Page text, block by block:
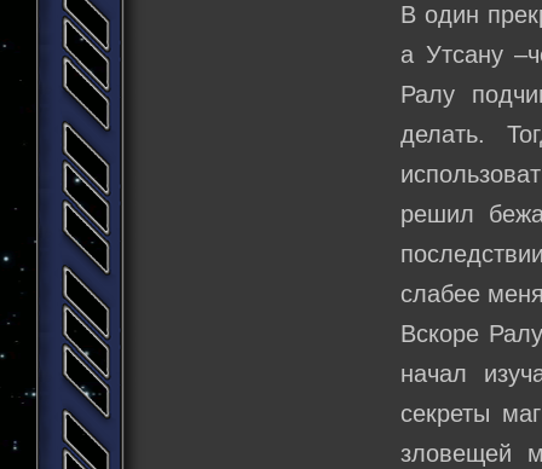
В один
а Утсану
Ралу
делать.
решил
слабее
Вскоре
начал
секреты
зловещей